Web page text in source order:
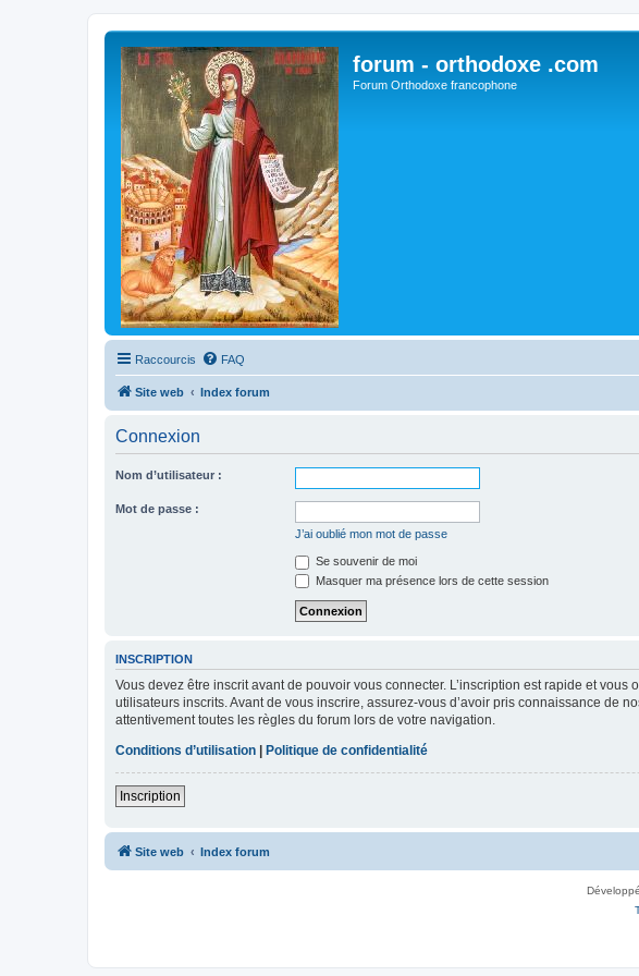
forum - orthodoxe .com
Forum Orthodoxe francophone
Raccourcis FAQ
Site web Index forum
Connexion
Nom d’utilisateur :
Mot de passe :
J’ai oublié mon mot de passe
Se souvenir de moi
Masquer ma présence lors de cette session
INSCRIPTION
Vous devez être inscrit avant de pouvoir vous connecter. L’inscription est rapide et
utilisateurs inscrits. Avant de vous inscrire, assurez-vous d’avoir pris connaissance de
attentivement toutes les règles du forum lors de votre navigation.
Conditions d’utilisation | Politique de confidentialité
Inscription
Site web Index forum